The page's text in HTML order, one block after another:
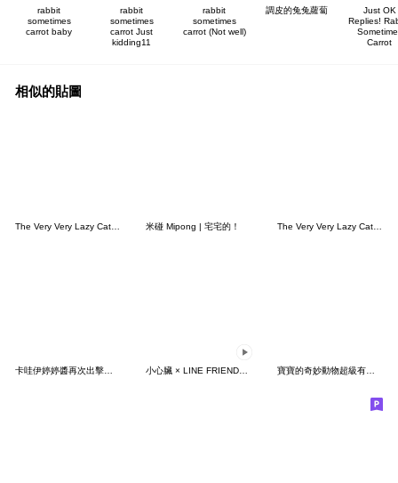
rabbit
sometimes
carrot baby
rabbit
sometimes
carrot Just
kidding11
rabbit
sometimes
carrot (Not well)
調皮的兔兔蘿蔔
Just OK
Replies!
Carrot
相似的貼圖
The Very Very Lazy Cat - 哭哭貓 (無字版) 米碰 Mipong | 宅宅的！ The Very Very Lazy Cat - 哭哭貓 (有字版)
寶寶的奇妙動物超級有夠可愛